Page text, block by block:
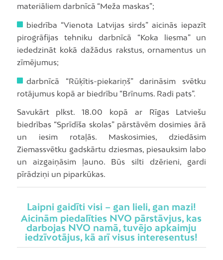
materiāliem darbnīcā “Meža maskas”;
biedrība “Vienota Latvijas sirds” aicinās iepazīt
pirogrāfijas tehniku darbnīcā “Koka liesma” un
iededzināt kokā dažādus rakstus, ornamentus un
zīmējumus;
darbnīcā “Rūķītis-piekariņš” darināsim svētku
rotājumus kopā ar biedrību “Brīnums. Radi pats”.
Savukārt plkst. 18.00 kopā ar Rīgas Latviešu
biedrības “Sprīdīša skolas” pārstāvēm dosimies ārā
un iesim rotaļās. Maskosimies, dziedāsim
Ziemassvētku gadskārtu dziesmas, piesauksim labo
un aizgaiņāsim ļauno. Būs silti dzērieni, gardi
pīrādziņi un piparkūkas.
Laipni gaidīti visi – gan lieli, gan mazi!
Aicinām piedalīties NVO pārstāvjus, kas
darbojas NVO namā, tuvējo apkaimju
iedzīvotājus, kā arī visus interesentus!